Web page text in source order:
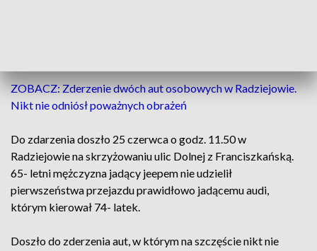
ZOBACZ: Zderzenie dwóch aut osobowych w Radziejowie.
Nikt nie odniósł poważnych obrażeń
Do zdarzenia doszło 25 czerwca o godz. 11.50 w
Radziejowie na skrzyżowaniu ulic Dolnej z Franciszkańską.
65- letni mężczyzna jadący jeepem nie udzielił
pierwszeństwa przejazdu prawidłowo jadącemu audi,
którym kierował 74- latek.
Doszło do zderzenia aut, w którym na szczęście nikt nie